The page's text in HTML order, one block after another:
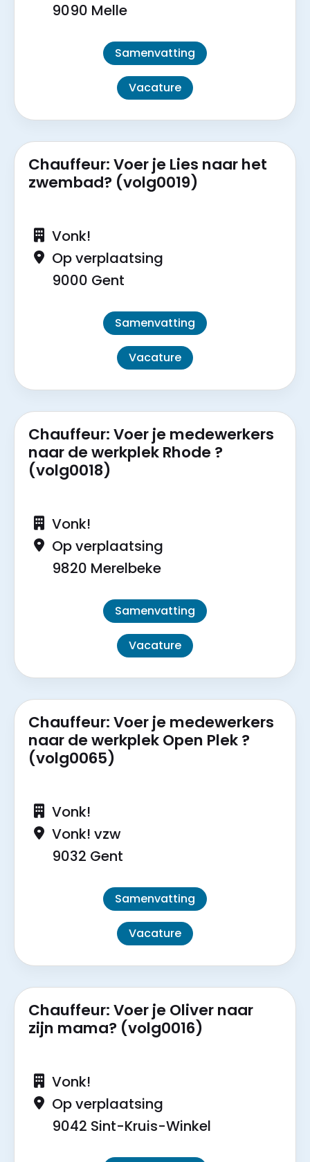
9090 Melle
Samenvatting
Vacature
Chauffeur: Voer je Lies naar het
zwembad? (volg0019)
Vonk!
Op verplaatsing
9000 Gent
Samenvatting
Vacature
Chauffeur: Voer je medewerkers
naar de werkplek Rhode ?
(volg0018)
Vonk!
Op verplaatsing
9820 Merelbeke
Samenvatting
Vacature
Chauffeur: Voer je medewerkers
naar de werkplek Open Plek ?
(volg0065)
Vonk!
Vonk! vzw
9032 Gent
Samenvatting
Vacature
Chauffeur: Voer je Oliver naar
zijn mama? (volg0016)
Vonk!
Op verplaatsing
9042 Sint-Kruis-Winkel